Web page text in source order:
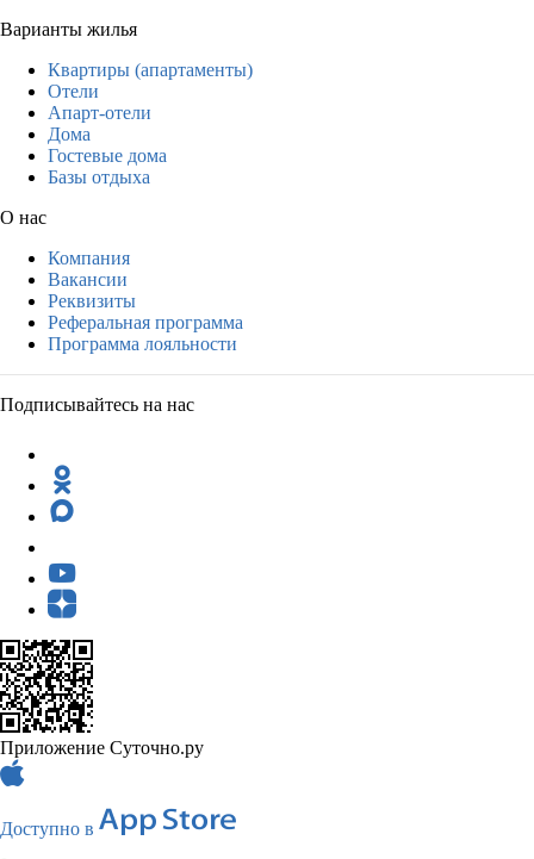
Варианты жилья
Квартиры (апартаменты)
Отели
Апарт-отели
Дома
Гостевые дома
Базы отдыха
О нас
Компания
Вакансии
Реквизиты
Реферальная программа
Программа лояльности
Подписывайтесь на нас
Приложение Суточно.ру
Доступно в